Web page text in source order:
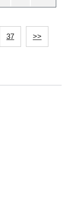
37 >>